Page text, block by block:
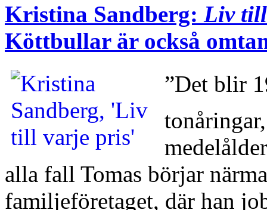
Kristina Sandberg: Liv
Köttbullar är också
”Det blir
alla fall Tomas börjar
familjeföretaget, där han